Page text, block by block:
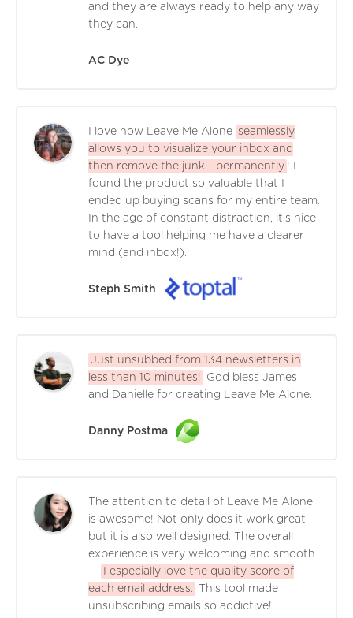
and they are always ready to help any way
they can.
AC Dye
I love how Leave Me Alone seamlessly
allows you to visualize your inbox and
then remove the junk - permanently ! I
found the product so valuable that I
ended up buying scans for my entire team.
In the age of constant distraction, it's nice
to have a tool helping me have a clearer
mind (and inbox!).
Steph Smith
Just unsubbed from 134 newsletters in
less than 10 minutes!
God bless James
and Danielle for creating Leave Me Alone.
Danny Postma
The attention to detail of Leave Me Alone
is awesome! Not only does it work great
but it is also well designed. The overall
experience is very welcoming and smooth
--
I especially love the quality score of
each email address.
This tool made
unsubscribing emails so addictive!